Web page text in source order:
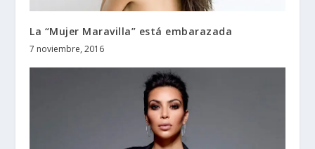
La “Mujer Maravilla” está embarazada
7 noviembre, 2016